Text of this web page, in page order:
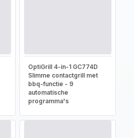
OptiGrill 4-in-1 GC774D
Slimme contactgrill met
bbq-functie - 9
automatische
programma's